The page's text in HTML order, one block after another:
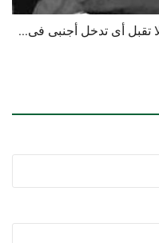
تقبل أى تدخل أجنبى فى...